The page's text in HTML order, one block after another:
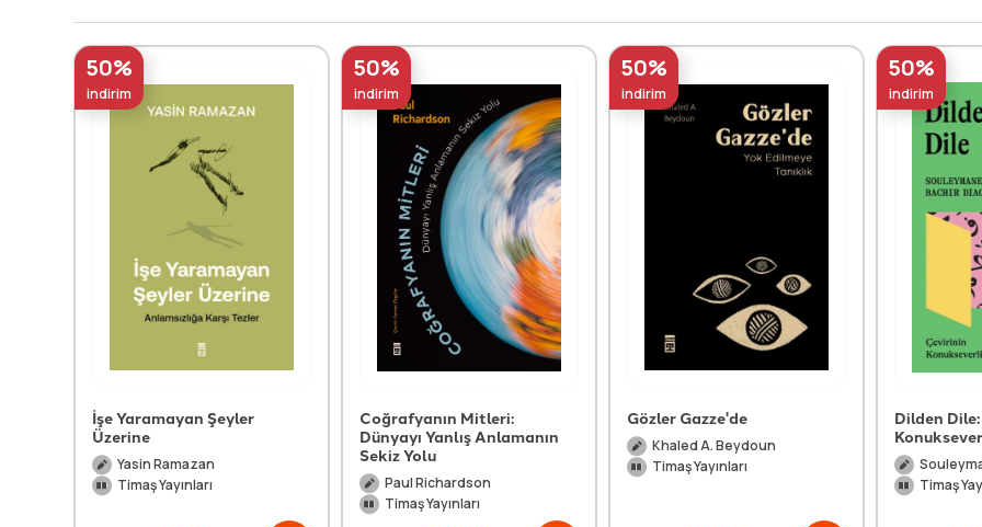
50%
indirim
İşe Yaramayan Şeyler
Üzerine
Yasin Ramazan
Timaş Yayınları
50%
indirim
Coğrafyanın Mitleri:
Dünyayı Yanlış Anlamanın
Sekiz Yolu
Paul Richardson
Timaş Yayınları
50%
indirim
Gözler Gazze'de
Khaled A. Beydoun
Timaş Yayınları
50%
indirim
Dilden
Timaş